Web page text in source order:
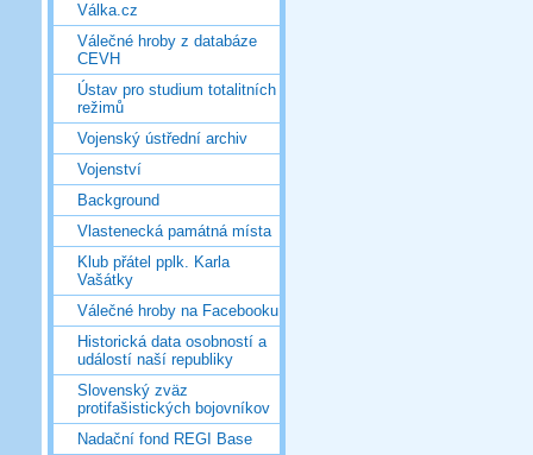
Válka.cz
Válečné hroby z databáze
CEVH
Ústav pro studium totalitních
režimů
Vojenský ústřední archiv
Vojenství
Background
Vlastenecká památná místa
Klub přátel pplk. Karla
Vašátky
Válečné hroby na Facebooku
Historická data osobností a
událostí naší republiky
Slovenský zväz
protifašistických bojovníkov
Nadační fond REGI Base